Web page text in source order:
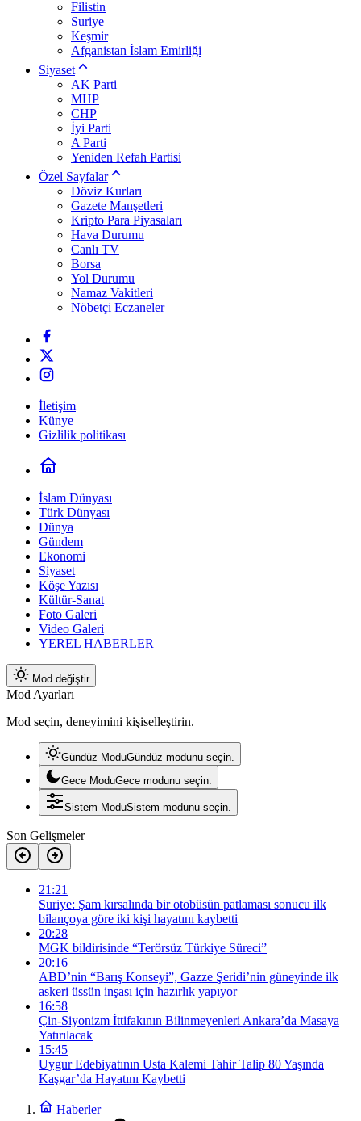
Filistin
Suriye
Keşmir
Afganistan İslam Emirliği
Siyaset
AK Parti
MHP
CHP
İyi Parti
A Parti
Yeniden Refah Partisi
Özel Sayfalar
Döviz Kurları
Gazete Manşetleri
Kripto Para Piyasaları
Hava Durumu
Canlı TV
Borsa
Yol Durumu
Namaz Vakitleri
Nöbetçi Eczaneler
İletişim
Künye
Gizlilik politikası
İslam Dünyası
Türk Dünyası
Dünya
Gündem
Ekonomi
Siyaset
Köşe Yazısı
Kültür-Sanat
Foto Galeri
Video Galeri
YEREL HABERLER
Mod değiştir
Mod Ayarları
Mod seçin, deneyimini kişiselleştirin.
Gündüz ModuGündüz modunu seçin.
Gece ModuGece modunu seçin.
Sistem ModuSistem modunu seçin.
Son Gelişmeler
21:21
Suriye: Şam kırsalında bir otobüsün patlaması sonucu ilk
bilançoya göre iki kişi hayatını kaybetti
20:28
MGK bildirisinde “Terörsüz Türkiye Süreci”
20:16
ABD’nin “Barış Konseyi”, Gazze Şeridi’nin güneyinde ilk
askeri üssün inşası için hazırlık yapıyor
16:58
Çin-Siyonizm İttifakının Bilinmeyenleri Ankara’da Masaya
Yatırılacak
15:45
Uygur Edebiyatının Usta Kalemi Tahir Talip 80 Yaşında
Kaşgar’da Hayatını Kaybetti
Haberler